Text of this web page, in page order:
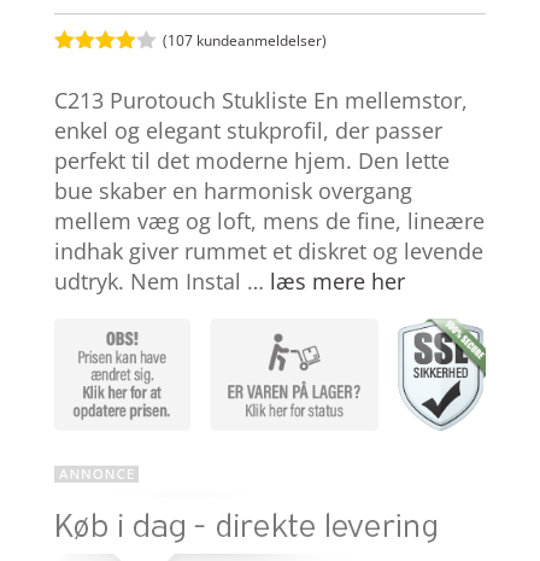
ud af 5
baseret
på
kundebed
ømmelse
r
(107 kundeanmeldelser)
C213 Purotouch Stukliste En mellemstor,
enkel og elegant stukprofil, der passer
perfekt til det moderne hjem. Den lette
bue skaber en harmonisk overgang
mellem væg og loft, mens de fine, lineære
indhak giver rummet et diskret og levende
udtryk. Nem Instal … læs mere her